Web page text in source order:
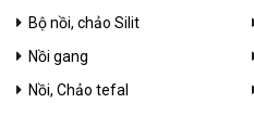
Bộ nồi, chảo Silit
Nồi gang
Nồi, Chảo tefal